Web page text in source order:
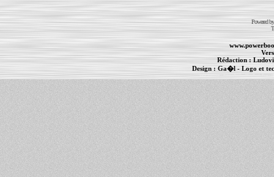
Powered
Rédaction :
Design : Ga�l- Logo et